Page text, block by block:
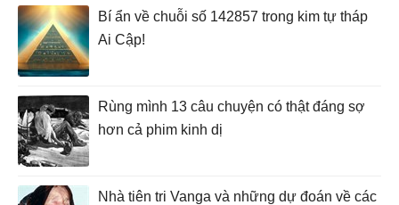
Bí ẩn về chuỗi số 142857 trong kim tự tháp
Ai Cập!
Rùng mình 13 câu chuyện có thật đáng sợ
hơn cả phim kinh dị
Nhà tiên tri Vanga và những dự đoán về các